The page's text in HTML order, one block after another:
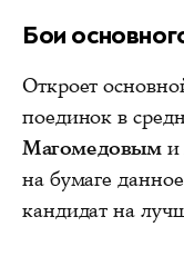
Бои
Откроет
поединок в
Магомедовыми
на бумаге
кандидат на